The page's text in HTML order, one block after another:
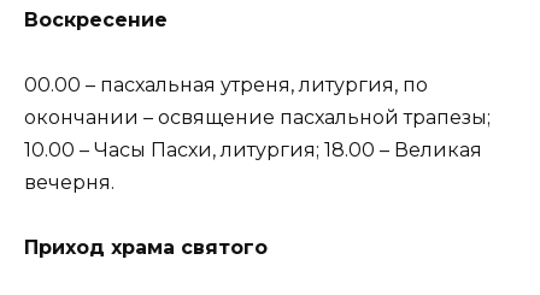
Воскресение
00.00 – пасхальная утреня, литургия, по
окончании – освящение пасхальной трапезы;
10.00 – Часы Пасхи, литургия; 18.00 – Великая
вечерня.
Приход храма святого